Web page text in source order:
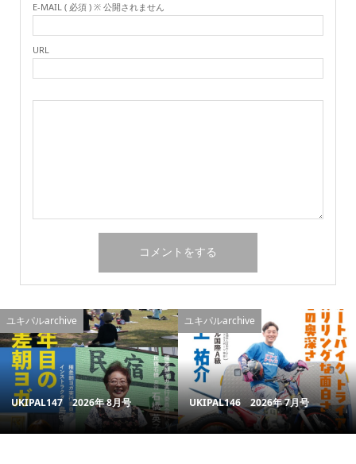
E-MAIL ( 必須 ) ※ 公開されません
URL
ユキパルarchive
UKIPAL147 2026年 8月号
ユキパルarchive
UKIPAL146 2026年 7月号